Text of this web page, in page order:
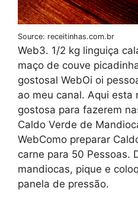
Source: receitinhas.com.br
Web3. 1/2 kg linguiça
maço de couve
gostosal WebOi oi
ao meu canal. Aqui esta
gostosa para fazerem
Caldo Verde de
WebComo preparar
carne para 50 Pessoas.
mandiocas, pique e
panela de pressão.